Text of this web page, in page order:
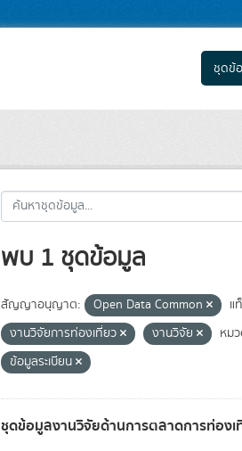
ชุดข้
พบ 1 ชุดข้อมูล
สัญญาอนุญาต: Open Data Common แ
งานวิจัยการท่องเที่ยว
งานวิจัย หม
ข้อมูลระเบียน
ชุดข้อมูลงานวิจัยด้านการตลาดการท่องเ